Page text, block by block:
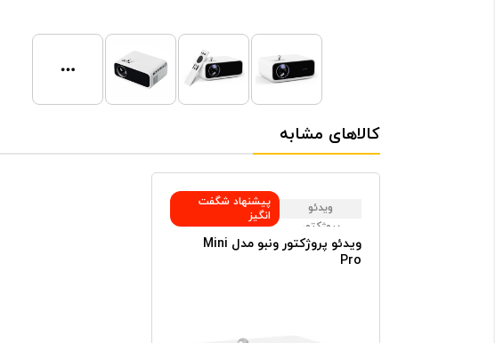
کالاهای مشابه
ویدئو
پروژکتور
پیشنهاد شگفت
انگیز
ویدئو پروژکتور ونبو مدل Mini
Pro